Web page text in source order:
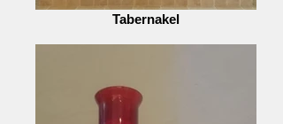
Tabernakel